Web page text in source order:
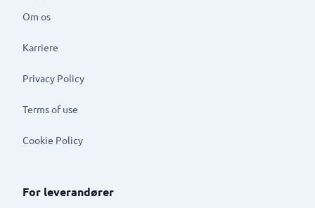
Om os
Karriere
Privacy Policy
Terms of use
Cookie Policy
For leverandører